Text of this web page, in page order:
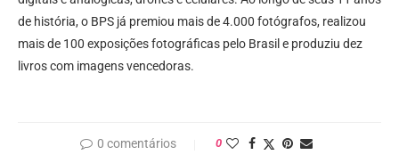
de história, o BPS já premiou mais de 4.000 fotógrafos, realizou
mais de 100 exposições fotográficas pelo Brasil e produziu dez
livros com imagens vencedoras.
0 comentários 0